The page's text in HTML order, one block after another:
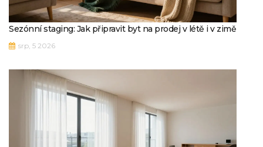
Sezónní staging: Jak připravit byt na prodej v létě i v zimě
srp, 5 2026